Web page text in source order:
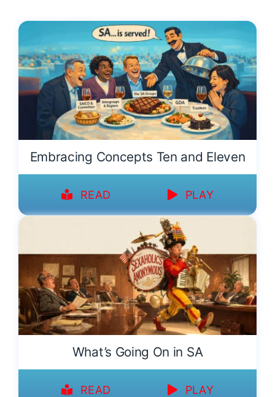
Embracing Concepts Ten and Eleven
READ PLAY
What’s Going On in SA
READ PLAY